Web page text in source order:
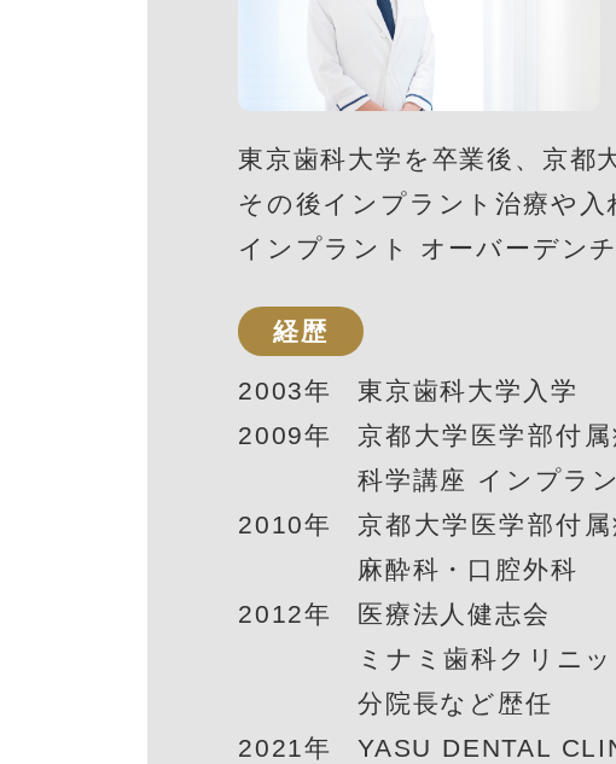
東京歯科大学を卒業後、京都
その後インプラント治療や入
インプラント オーバーデン
経歴
2003年
東京歯科大学入学
2009年
京都大学医学部付
科学講座 インプラ
2010年
京都大学医学部付
麻酔科・口腔外科
2012年
医療法人健志会
ミナミ歯科クリニ
分院長など歴任
2021年
YASU DENTAL